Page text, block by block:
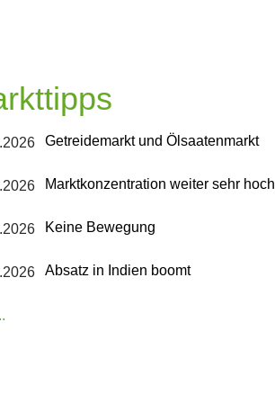
Getreidemarkt und Ölsaatenmarkt
Marktkonzentration weiter sehr hoch
Keine Bewegung
Absatz in Indien boomt